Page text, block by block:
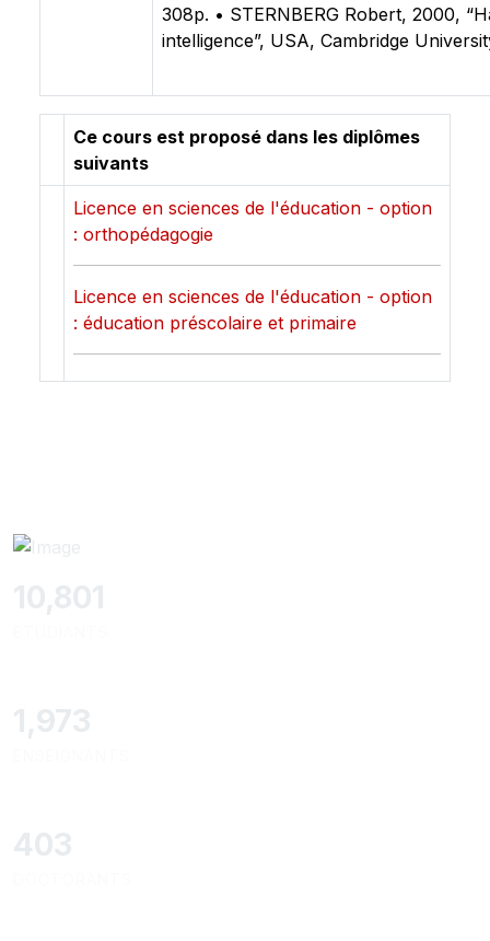
308p. • STERNBERG Robert, 2000,
intelligence”, USA, Cambridge
Ce cours est proposé dans les diplômes
suivants
Licence en sciences de l'éducation - option
: orthopédagogie
Licence en sciences de l'éducation - option
: éducation préscolaire et primaire